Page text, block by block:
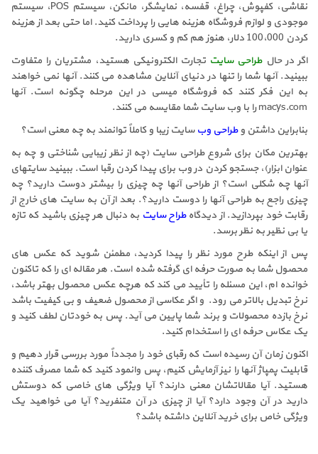
نقاشی، کفپوش، چراغ، قفسه، نمایشگر، مانکن، سیستم POS، سیستم
موجودی و لوازم فروشگاه هزینه هایی را پرداخت کنید. اما حتی بعد از هزینه
کردن 100،000 دلار، هنوز هم کم و کسری دارید.
اگر در حالطراحی سایت تجارت الکترونیکی هستید، مشتریان را متفاوت
ببینید. آنها شما را تنها در دنیای آنلاین مشاهده می کنند. آنها نمی خواهند
به این فکر کنند که فروشگاه میسی در این مرحله چگونه است. آنها
macys.com را با وب سایت شما مقایسه می کنند.
بنابراین داشتن وطراحی وبسایت زیبا و کاملاً توانمند به چه معنی است؟
بهترین مکان برای شروع طراحی سایت (چه از نظر زیبایی شناختی و چه به
عنوان ابزار)، جستجو کردن در وب برای پیدا کردن رقبا است. ببینید سایتهای
آنها چه شکلی است؟ از طراحی آنها چه چیزی را بیشتر دوست دارید؟ چه
چیزی راجع به طراحی آنها را دوست دارید؟. بعد از آن به سایت های خارج از
رقابت خود بپردازید. از دیدگاهطراح سایت به دنبال هر چیزی باشید که تازه
یا بی نظیر به نظر برسد.
پس از اینکه طرح مورد نظر را پیدا کردید، مطمئن شوید که عکس های
محصول شما به صورت حرفه ای گرفته شده است. هر مقاله ای را که تاکنون
خوانده ام، این مسئله را تأیید می کند که هرچه عکس محصول بهتر باشد،
نرخ تبدیل بالاتر می رود. و اگر عکاسی از محصول ضعیف و بی کیفیت باشد
نرخ بازده محصولات و برند شما پایین می آید. پس به خودتان لطف کنید و
یک عکاس حرفه ای را استخدام کنید.
اکنون زمان آن رسیده است که رقبای خود را مجدداً مورد بررسی قرار دهیم و
قابلیت پمپاژ آنها را نیز آزمایش کنیم، پس وانمود کنید که شما مصرف کننده
هستید. آیا مقالاتشان معنی دارند؟ آیا ویژگی های خاصی که دوستش
دارید در آن وجود دارد؟ آیا از چیزی در آن متنفرید؟ آیا می خواهید یک
ویژگی خاص برای خرید آنلاین داشته باشد؟